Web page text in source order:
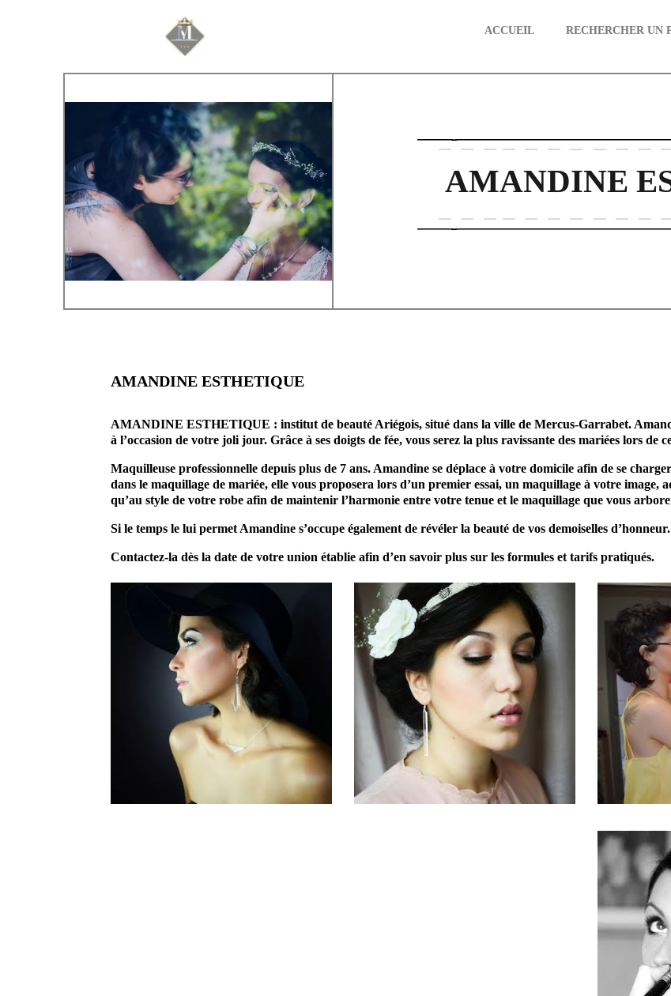
Mariage & Savoir faire
ACCUEIL RECHERCHER UN
AMANDINE
AMANDINE ESTHETIQUE
AMANDINE ESTHETIQUE : institut de beauté Ariégois, situé dans la ville de Mercus-Garrabet.
à l’occasion de votre joli jour. Grâce à ses doigts de fée, vous serez la plus ravissante des mariées lors de
Maquilleuse professionnelle depuis plus de 7 ans. Amandine se déplace à votre domicile afin de se
dans le maquillage de mariée, elle vous proposera lors d’un premier essai, un maquillage à votre image,
qu’au style de votre robe afin de maintenir l’harmonie entre votre tenue et le maquillage que vous
Si le temps le lui permet Amandine s’occupe également de révéler la beauté de vos demoiselles d’honneur.
Contactez-la dès la date de votre union établie afin d’en savoir plus sur les formules et tarifs pratiqués.